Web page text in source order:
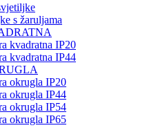
s žaruljama
kvadratna IP20
kvadratna IP44
okrugla IP20
okrugla IP44
okrugla IP54
okrugla IP65